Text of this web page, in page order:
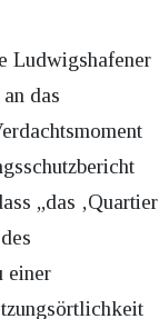
Ludwigshafener
das
„das ‚Quartier
einer